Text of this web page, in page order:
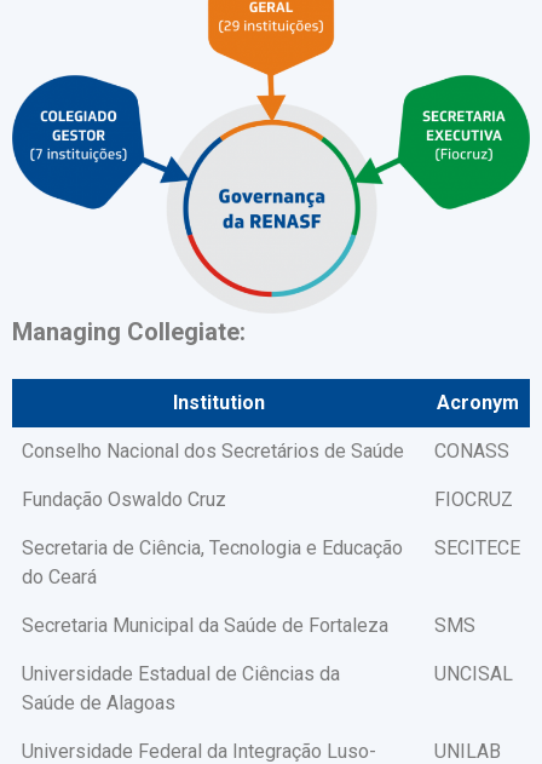
Managing Collegiate:
Institution Acronym
Conselho Nacional dos Secretários de Saúde CONASS
Fundação Oswaldo Cruz FIOCRUZ
Secretaria de Ciência, Tecnologia e Educação
do Ceará
SECITECE
Secretaria Municipal da Saúde de Fortaleza SMS
Universidade Estadual de Ciências da
Saúde de Alagoas
UNCISAL
Universidade Federal da Integração Luso-
UNILAB